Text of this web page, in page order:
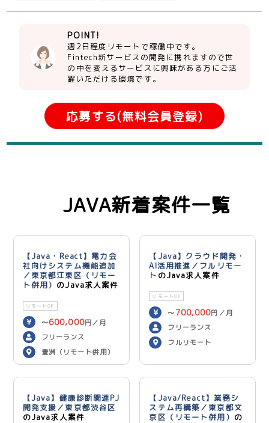
POINT!
週2日程度リモートで稼働中です。
Fintech新サービスの開発に携れますので世
の中を変えるサービスに興味がある方にご活
躍いただける環境です。
応募する(無料会員登録)
JAVA新着案件一覧
【Java・React】電力会
社向けシステム機能追加
／東京都江東区（リモー
ト併用） のJava求人案件
リモートOK
〜600,000円／月
フリーランス
豊洲（リモート併用）
【Java】クラウド開発・
AI活用推進／フルリモー
ト のJava求人案件
リモートOK
〜 700,000円／月
フリーランス
フルリモート
【Java】健康診断関連PJ
開発支援／東京都渋谷区
のJava求人案件
【Java/React】業務シ
ステム再構築／東京都文
京区（リモート併用） の